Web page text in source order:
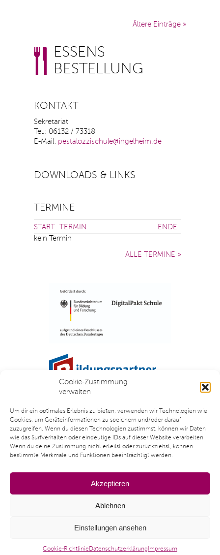
Cookie-Zustimmung
verwalten
Um dir ein optimales Erlebnis zu bieten, verwenden wir Technologien wie
Cookies, um Geräteinformationen zu speichern und/oder darauf
zuzugreifen. Wenn du diesen Technologien zustimmst, können wir Daten
wie das Surfverhalten oder eindeutige IDs auf dieser Website verarbeiten.
Wenn du deine Zustimmung nicht erteilst oder zurückziehst, können
bestimmte Merkmale und Funktionen beeinträchtigt werden.
Akzeptieren
Ablehnen
Einstellungen ansehen
Cookie-RichtlinieDatenschutzerklärung Impressum
Ältere Einträge »
ESSENS
BESTELLUNG
KONTAKT
Sekretariat
Tel.: 06132 / 73318
E-Mail: pestalozzischule@ingelheim.de
DOWNLOADS & LINKS
TERMINE
START TERMIN
ENDE
kein Termin
ALLE TERMINE >